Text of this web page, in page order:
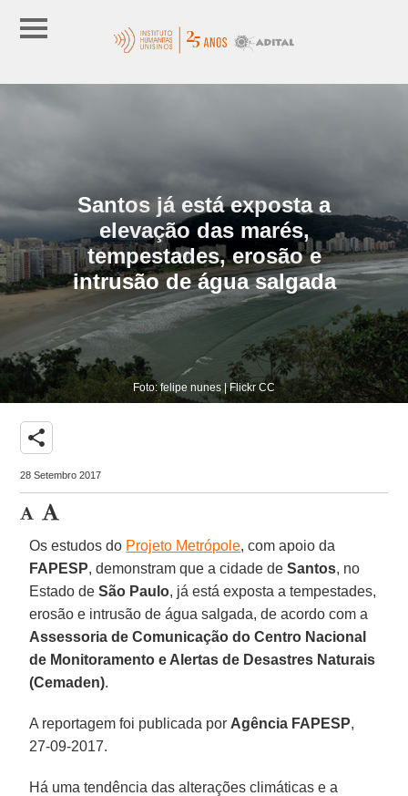
Santos já está exposta a
elevação das marés,
tempestades, erosão e
intrusão de água salgada
Foto: felipe nunes | Flickr CC
share
28 Setembro 2017
Os estudos do Projeto Metrópole, com apoio da
FAPESP, demonstram que a cidade deSantos, no
Estado deSão Paulo, já está exposta a tempestades,
erosão e intrusão de água salgada, de acordo com a
Assessoria de Comunicação do Centro Nacional
de Monitoramento e Alertas de Desastres Naturais
(Cemaden).
A reportagem foi publicada por Agência FAPESP,
27-09-2017.
Há uma tendência das alterações climáticas e a